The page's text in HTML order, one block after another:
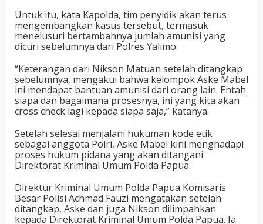
Untuk itu, kata Kapolda, tim penyidik akan terus
mengembangkan kasus tersebut, termasuk
menelusuri bertambahnya jumlah amunisi yang
dicuri sebelumnya dari Polres Yalimo.
“Keterangan dari Nikson Matuan setelah ditangkap
sebelumnya, mengakui bahwa kelompok Aske Mabel
ini mendapat bantuan amunisi dari orang lain. Entah
siapa dan bagaimana prosesnya, ini yang kita akan
cross check lagi kepada siapa saja,” katanya.
Setelah selesai menjalani hukuman kode etik
sebagai anggota Polri, Aske Mabel kini menghadapi
proses hukum pidana yang akan ditangani
Direktorat Kriminal Umum Polda Papua.
Direktur Kriminal Umum Polda Papua Komisaris
Besar Polisi Achmad Fauzi mengatakan setelah
ditangkap, Aske dan juga Nikson dilimpahkan
kepada Direktorat Kriminal Umum Polda Papua. Ia